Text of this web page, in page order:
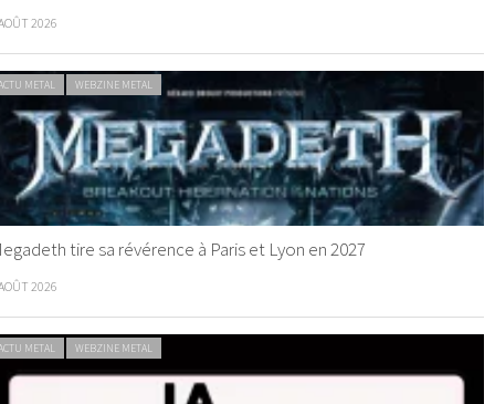
2026
METAL WEBZINE METAL
tire sa révérence à Paris et Lyon en 2027
2026
METAL WEBZINE METAL